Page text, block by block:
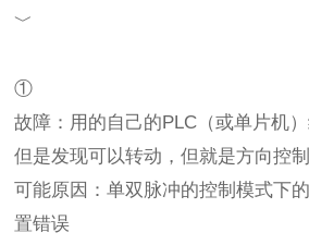
﹀
①
故障：用的自己的PLC（或单片机
但是发现可以转动，但就是方向控
可能原因：单双脉冲的控制模式下
置错误